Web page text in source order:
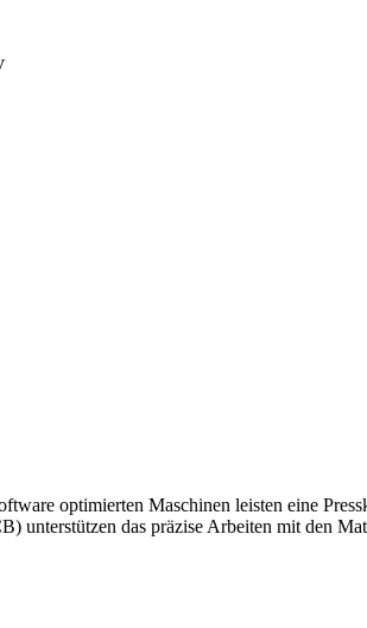
optimierten Maschinen leisten eine
unterstützen das präzise Arbeiten mit den